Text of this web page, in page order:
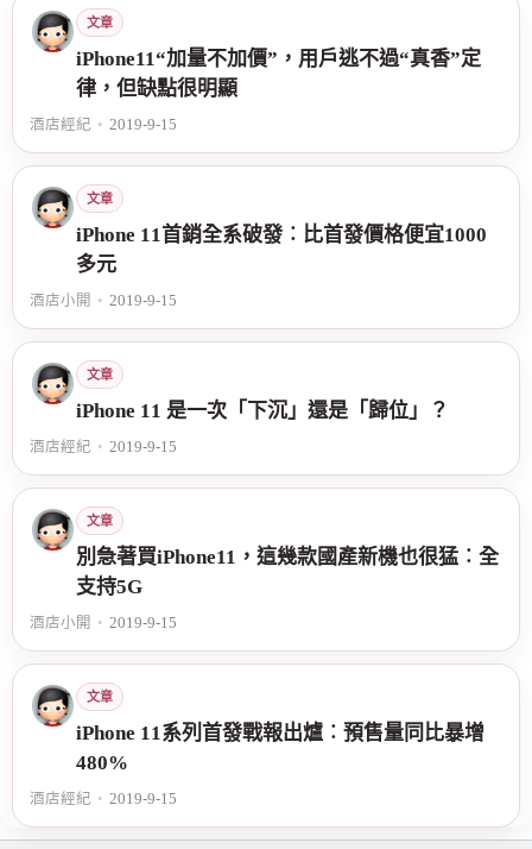
文章
iPhone11“加量不加價”，用戶逃不過“真香”定
律，但缺點很明顯
酒店經紀 • 2019-9-15
文章
iPhone 11首銷全系破發︰比首發價格便宜1000
多元
酒店小開 • 2019-9-15
文章
iPhone 11 是一次「下沉」還是「歸位」？
酒店經紀 • 2019-9-15
文章
別急著買iPhone11，這幾款國產新機也很猛︰全
支持5G
酒店小開 • 2019-9-15
文章
iPhone 11系列首發戰報出爐︰預售量同比暴增
480%
酒店經紀 • 2019-9-15